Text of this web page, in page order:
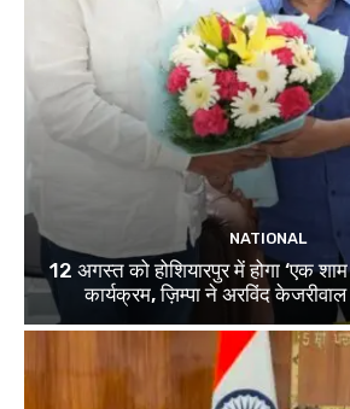
NATIONAL
12 अगस्त को होशियारपुर में होगा ‘एक
कार्यक्रम, ज़िम्पा ने अरविंद